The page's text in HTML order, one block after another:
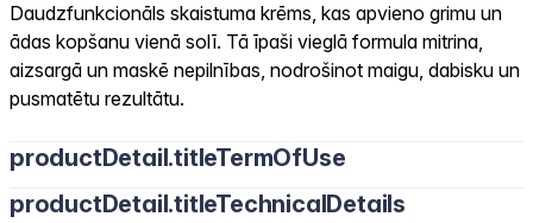
Daudzfunkcionāls skaistuma krēms, kas apvieno grimu un
ādas kopšanu vienā solī. Tā īpaši vieglā formula mitrina,
aizsargā un maskē nepilnības, nodrošinot maigu, dabisku un
pusmatētu rezultātu.
productDetail.titleTermOfUse
productDetail.titleTechnicalDetails